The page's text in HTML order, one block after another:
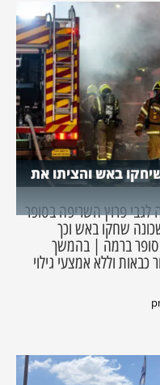
באש והציתו את
פרוץ השריפה בסופר
שחקו באש וכך
ברמה | בהמשך
וללא אמצעי גילוי